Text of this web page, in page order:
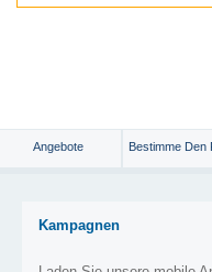
Angebote Bestimme Den
Kampagnen